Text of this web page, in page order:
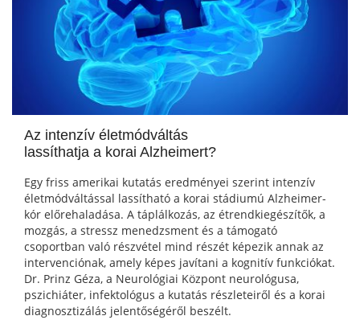
Az intenzív életmódváltás
lassíthatja a korai Alzheimert?
Egy friss amerikai kutatás eredményei szerint intenzív
életmódváltással lassítható a korai stádiumú Alzheimer-
kór előrehaladása. A táplálkozás, az étrendkiegészítők, a
mozgás, a stressz menedzsment és a támogató
csoportban való részvétel mind részét képezik annak az
intervenciónak, amely képes javítani a kognitív funkciókat.
Dr. Prinz Géza, a Neurológiai Központ neurológusa,
pszichiáter, infektológus a kutatás részleteiről és a korai
diagnosztizálás jelentőségéről beszélt.